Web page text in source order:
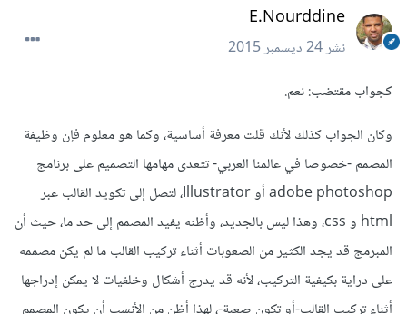
E.Nourddine
نشر24 ديسمبر 2015
كجواب مقتضب: نعم.
وكان الجواب كذلك لأنك قلت معرفة أساسية، وكما هو معلوم فإن وظيفة
المصمم -خصوصا في عالمنا العربي- تتعدى مهامها التصميم على برنامج
adobe photoshop أو Illustrator، لتصل إلى تكويد القالب عبر
html و css، وهذا ليس بالجديد، وأظنه يفيد المصمم إلى حد ما، حيث أن
المبرمج قد يجد الكثير من الصعوبات أثناء تركيب القالب ما لم يكن مصممه
على دراية بكيفية التركيب، لأنه قد يدرج أشكال وخلفيات لا يمكن إدراجها